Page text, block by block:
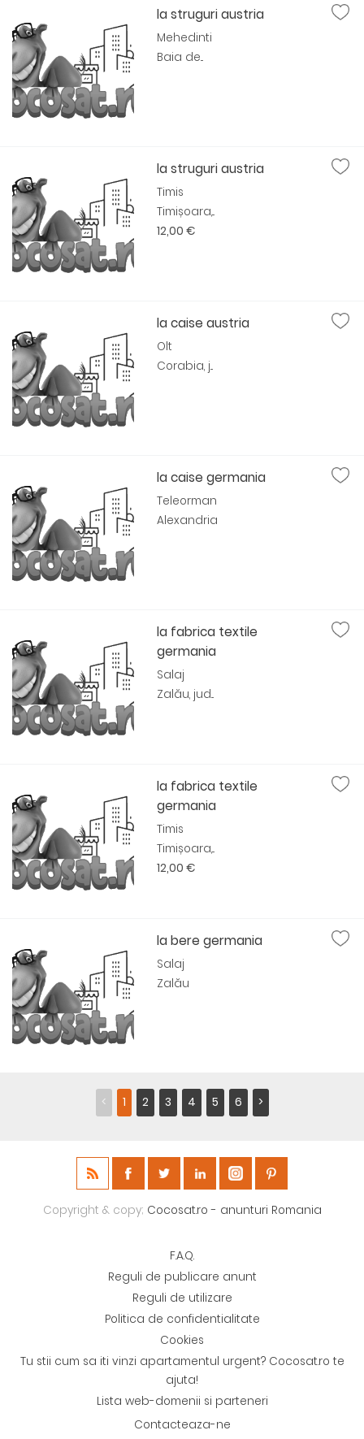
la struguri austria
Mehedinti
Baia de...
la struguri austria
Timis
Timișoara,...
12,00 €
la caise austria
Olt
Corabia, j...
la caise germania
Teleorman
Alexandria
la fabrica textile
germania
Salaj
Zalău, jud...
la fabrica textile
germania
Timis
Timișoara,...
12,00 €
la bere germania
Salaj
Zalău
< 1 2 3 4 5 6 >
Copyright & copy; Cocosat.ro - anunturi Romania
F.A.Q.
Reguli de publicare anunt
Reguli de utilizare
Politica de confidentialitate
Cookies
Tu stii cum sa iti vinzi apartamentul urgent? Cocosat.ro te
ajuta!
Lista web-domenii si parteneri
Contacteaza-ne